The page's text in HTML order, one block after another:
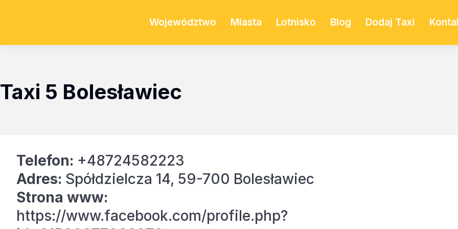
Województwo Miasta Lotnisko Blog Dodaj Taxi
Taxi 5 Bolesławiec
Telefon: +48724582223
Adres: Spółdzielcza 14, 59-700 Bolesławiec
Strona www:
https://www.facebook.com/profile.php?